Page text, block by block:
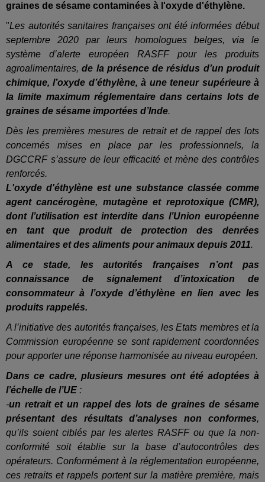
graines de sésame contaminées à l'oxyde d'éthylène.
"Les autorités sanitaires françaises ont été informées début
septembre 2020 par leurs homologues belges, via le
système d’alerte européen RASFF pour les produits
agroalimentaires,de la présence de résidus d’un produit
chimique, l’oxyde d’éthylène, à une teneur supérieure à
la limite maximum réglementaire dans certains lots de
graines de sésame importées d’Inde.
Dès les premières mesures de retrait et de rappel des lots
concernés mises en place par les professionnels, la
DGCCRF s’assure de leur efficacité et mène des contrôles
renforcés.
L'oxyde d'éthylène est une substance classée comme
agent cancérogène, mutagène et reprotoxique (CMR),
dont l’utilisation est interdite dans l’Union européenne
en tant que produit de protection des denrées
alimentaires et des aliments pour animaux depuis 2011.
A ce stade, les autorités françaises n’ont pas
connaissance de signalement d’intoxication de
consommateur à l’oxyde d’éthylène en lien avec les
produits rappelés.
A l’initiative des autorités françaises, les Etats membres et la
Commission européenne se sont rapidement coordonnées
pour apporter une réponse harmonisée au niveau européen.
Dans ce cadre, plusieurs mesures ont été adoptées à
l’échelle de l’UE :
-un retrait et un rappel des lots de graines de sésame
présentant des résultats d’analyses non conformes,
qu’ils soient ciblés par les alertes RASFF ou que la non-
conformité soit établie sur la base d’autocontrôles des
opérateurs. Conformément à la réglementation européenne,
ces retraits et rappels portent sur la matière première, mais